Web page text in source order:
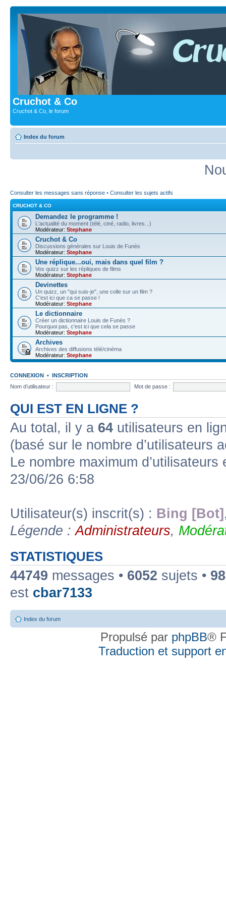
Cruchot & Co
Cruchot & Co, le forum
Index du forum
Consulter les messages sans réponse • Consulter les sujets actifs
CRUCHOT & CO
Demandez le programme !
L'actualité du moment (télé, ciné, radio, livres...)
Modérateur: Stephane
Cruchot & Co
Discussions générales sur Louis de Funès
Modérateur: Stephane
Une réplique...oui, mais dans quel film ?
Vos quizz sur les répliques de films
Modérateur: Stephane
Devinettes
Un quizz, un "qui suis-je", une colle sur un film ?
C'est ici que ca se passe !
Modérateur: Stephane
Le dictionnaire
Créer un dictionnaire Louis de Funès ?
Pourquoi pas, c'est ici que cela se passe
Modérateur: Stephane
Archives
Archives des diffusions télé/cinéma
Modérateur: Stephane
CONNEXION • INSCRIPTION
Nom d’utilisateur :
Mot de passe :
QUI EST EN LIGNE ?
Au total, il y a 64 utilisateurs en
(basé sur le nombre d’utilisateurs
Le nombre maximum
23/06/26 6:58
Utilisateur(s) inscrit(s) : Bing [Bot]
Légende :Administrateurs,
STATISTIQUES
44749 messages • 6052 sujets •
est cbar7133
Index du forum
Propulsé par phpBB®
Traduction et support